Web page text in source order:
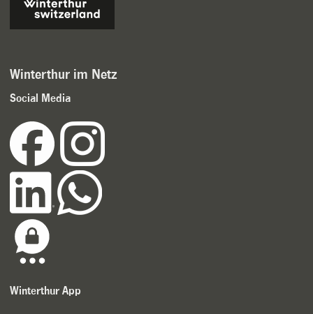
Winterthur im Netz
Social Media
Winterthur App